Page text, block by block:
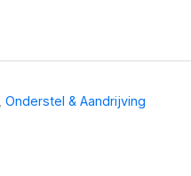
Onderstel & Aandrijving